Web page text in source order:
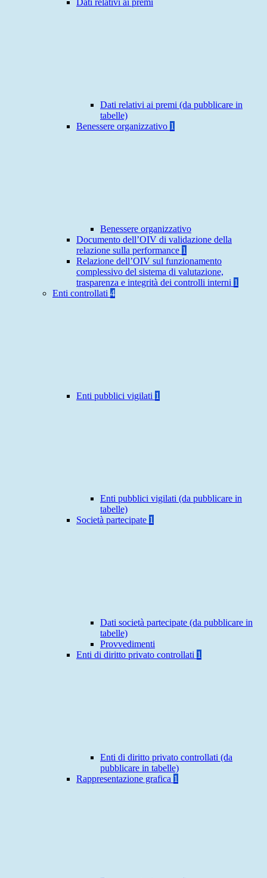
Dati relativi ai premi
Dati relativi ai premi (da pubblicare in
tabelle)
Benessere organizzativo 1
Benessere organizzativo
Documento dell’OIV di validazione della
relazione sulla performance 1
Relazione dell’OIV sul funzionamento
complessivo del sistema di valutazione,
trasparenza e integrità dei controlli interni 1
Enti controllati 4
Enti pubblici vigilati 1
Enti pubblici vigilati (da pubblicare in
tabelle)
Società partecipate 1
Dati società partecipate (da pubblicare in
tabelle)
Provvedimenti
Enti di diritto privato controllati 1
Enti di diritto privato controllati (da
pubblicare in tabelle)
Rappresentazione grafica 1